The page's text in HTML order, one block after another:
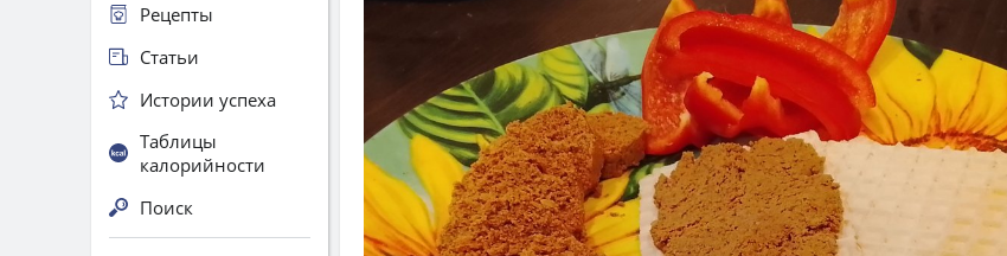
Рецепты
Статьи
Истории успеха
Таблицы
калорийности
Поиск